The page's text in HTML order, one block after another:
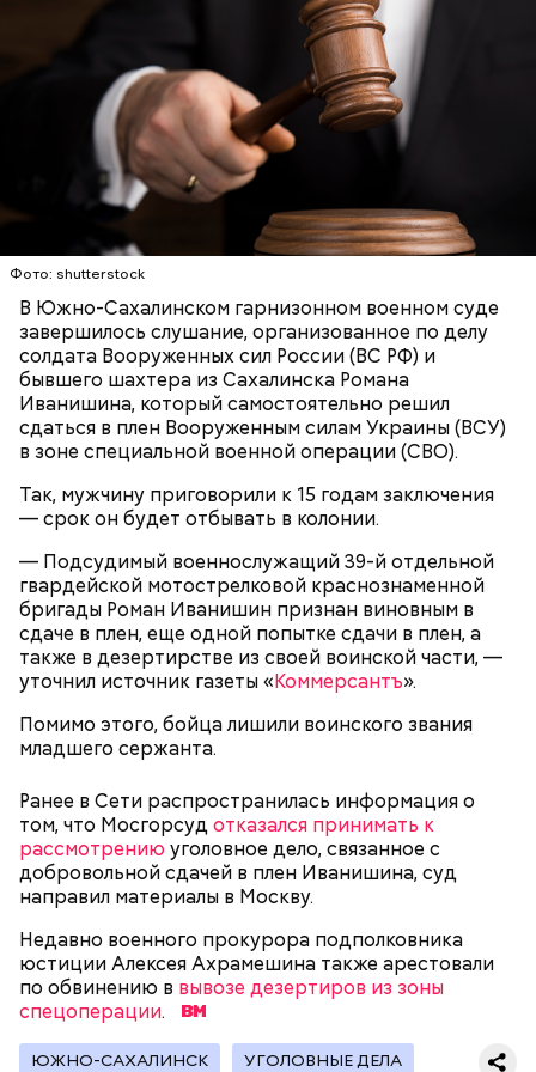
Фото: shutterstock
В Южно-Сахалинском гарнизонном военном суде
завершилось слушание, организованное по делу
солдата Вооруженных сил России (ВС РФ) и
бывшего шахтера из Сахалинска Романа
Иванишина, который самостоятельно решил
сдаться в плен Вооруженным силам Украины (ВСУ)
в зоне специальной военной операции (СВО).
Так, мужчину приговорили к 15 годам заключения
— срок он будет отбывать в колонии.
— Подсудимый военнослужащий 39-й отдельной
гвардейской мотострелковой краснознаменной
бригады Роман Иванишин признан виновным в
сдаче в плен, еще одной попытке сдачи в плен, а
также в дезертирстве из своей воинской части, —
уточнил источник газеты «Коммерсантъ».
Помимо этого, бойца лишили воинского звания
младшего сержанта.
Ранее в Сети распространилась информация о
том, что Мосгорсудотказался принимать к
рассмотрению уголовное дело, связанное с
добровольной сдачей в плен Иванишина, суд
направил материалы в Москву.
Недавно военного прокурора подполковника
юстиции Алексея Ахрамешина также арестовали
по обвинению в вывозе дезертиров из зоны
спецоперации.
ЮЖНО-САХАЛИНСК УГОЛОВНЫЕ ДЕЛА
Молодого человека задержали. На первом же
допросе он признался, что планировал отравить
Кто еще был жертвой Миссюры
Первой жертвой Миссюры была его девушка.
Именно на ней молодой человек впервые испытал
химикаты, купленные в интернет-магазине. 13
января 2024 года он подсыпал дихлорэтан в
инсульт. Девушка неделюпровела в коме, а после
выписки из больницы узнала, что Миссюра
оформил на нее несколько кредитов.
Примечательно, что летом 2023 года на Мутаева
Как идет расследование
Вскоре в качестве главного подозреваемого в
убийстве спортсмена арестовали его 18-летнего
знакомого Надырхана Кадирханова. На допросе он
признал вину и показал следователям, как именно
совершил преступление и где спрятал оружие, из
полицию, но подтвердил эту информацию на
допросе.